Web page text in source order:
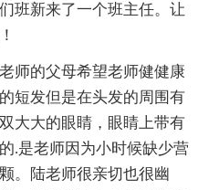
班新来了一个班主任。让
师的父母希望老师健健康
短发但是在头发的周围有
大大的眼睛，眼睛上带有
.是老师因为小时候缺少营
。陆老师很亲切也很幽